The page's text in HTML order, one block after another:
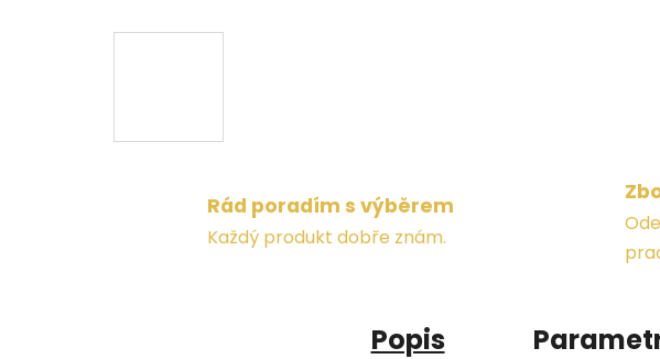
Rád poradím s výběrem
Každý produkt dobře znám.
Popis